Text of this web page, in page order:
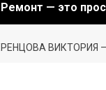
Ремонт — это
ВИКТОРИЯ